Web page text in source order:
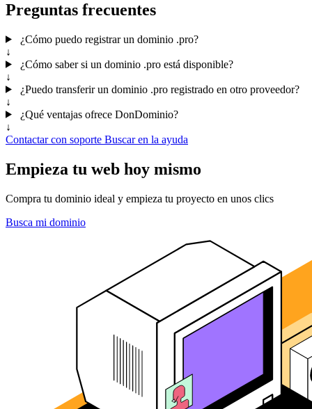
Preguntas frecuentes
¿Cómo puedo registrar un dominio .pro?
↓
¿Cómo saber si un dominio .pro está disponible?
↓
¿Puedo transferir un dominio .pro registrado en otro proveedor?
↓
¿Qué ventajas ofrece DonDominio?
↓
Contactar con soporte Buscar en la ayuda
Empieza tu web hoy mismo
Compra tu dominio ideal y empieza tu proyecto en unos clics
Busca mi dominio